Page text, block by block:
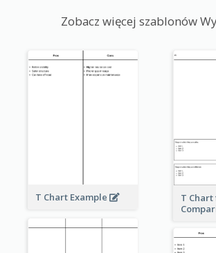
Zobacz więcej szablonów
T Chart Example
T